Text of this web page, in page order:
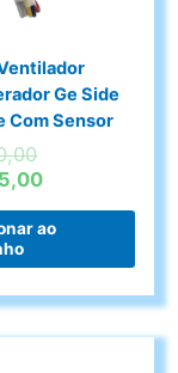
Ge Side
Com Sensor
O
preço
era:
O
atual
ao